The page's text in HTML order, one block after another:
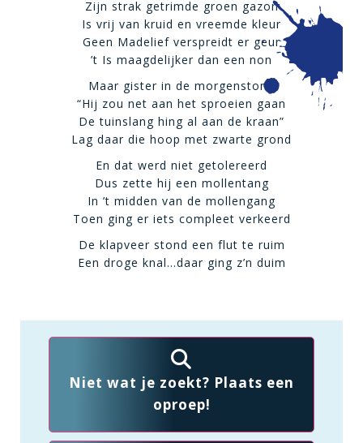
Zijn strak getrimde groen gazon
Is vrij van kruid en vreemde kleur
Geen Madelief verspreidt er geur
’t Is maagdelijker dan een non
Maar gister in de morgenstond
“Hij zou net aan het sproeien gaan
De tuinslang hing al aan de kraan”
Lag daar die hoop met zwarte grond
En dat werd niet getolereerd
Dus zette hij een mollentang
In ’t midden van de mollengang
Toen ging er iets compleet verkeerd
De klapveer stond een flut te ruim
Een droge knal…daar ging z’n duim
Niet wat je zoekt? Plaats een
oproep!